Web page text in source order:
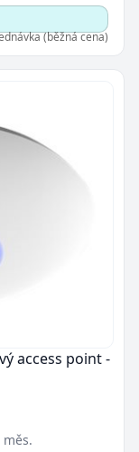
(běžná cena)
access point -
měs.